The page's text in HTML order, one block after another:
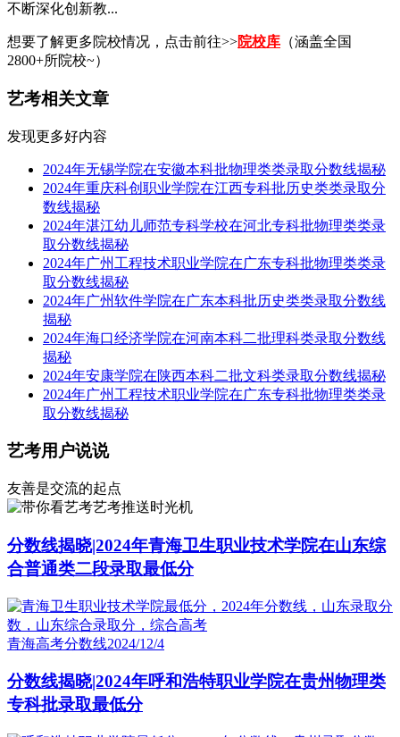
不断深化创新教...
想要了解更多院校情况，点击前往>>院校库 （涵盖全国
2800+所院校~）
艺考相关文章
发现更多好内容
2024年无锡学院在安徽本科批物理类类录取分数线揭秘
2024年重庆科创职业学院在江西专科批历史类类录取分
数线揭秘
2024年湛江幼儿师范专科学校在河北专科批物理类类录
取分数线揭秘
2024年广州工程技术职业学院在广东专科批物理类类录
取分数线揭秘
2024年广州软件学院在广东本科批历史类类录取分数线
揭秘
2024年海口经济学院在河南本科二批理科类录取分数线
揭秘
2024年安康学院在陕西本科二批文科类录取分数线揭秘
2024年广州工程技术职业学院在广东专科批物理类类录
取分数线揭秘
艺考用户说说
友善是交流的起点
艺考推送时光机
分数线揭晓|2024年青海卫生职业技术学院在山东综
合普通类二段录取最低分
青海高考分数线2024/12/4
分数线揭晓|2024年呼和浩特职业学院在贵州物理类
专科批录取最低分